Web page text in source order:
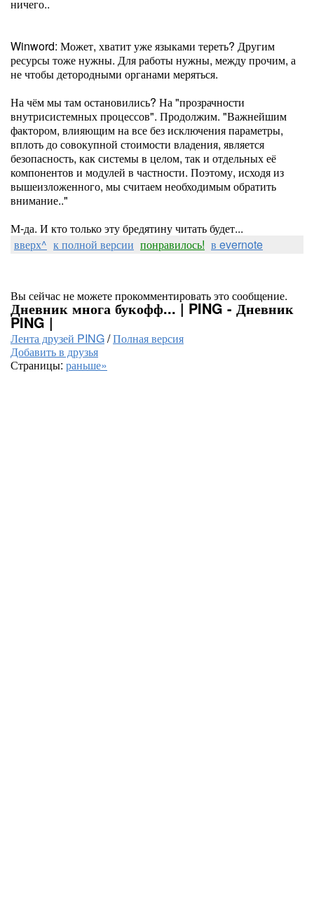
ничего..
Winword: Может, хватит уже языками тереть? Другим
ресурсы тоже нужны. Для работы нужны, между прочим, а
не чтобы детородными органами меряться.
На чём мы там остановились? На "прозрачности
внутрисистемных процессов". Продолжим. "Важнейшим
фактором, влияющим на все без исключения параметры,
вплоть до совокупной стоимости владения, является
безопасность, как системы в целом, так и отдельных её
компонентов и модулей в частности. Поэтому, исходя из
вышеизложенного, мы считаем необходимым обратить
внимание.."
М-да. И кто только эту бредятину читать будет...
вверх^ к полной версии понравилось! в evernote
Вы сейчас не можете прокомментировать это сообщение.
Дневник многа букофф... | PING - Дневник
PING |
Лента друзей PING/Полная версия
Добавить в друзья
Страницы: раньше»